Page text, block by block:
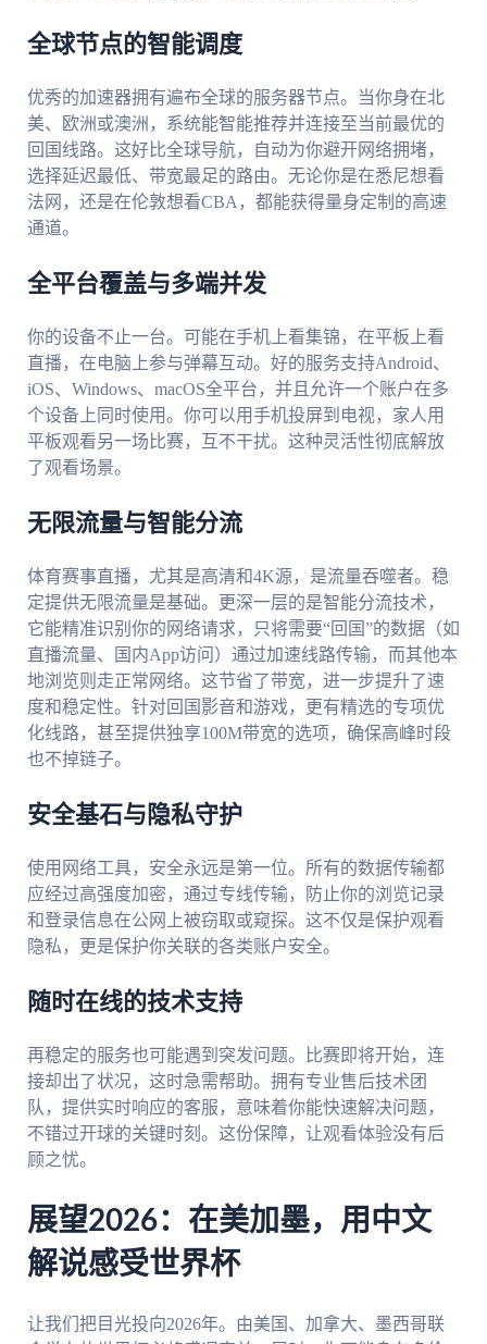
全球节点的智能调度
优秀的加速器拥有遍布全球的服务器节点。当你身在北
美、欧洲或澳洲，系统能智能推荐并连接至当前最优的
回国线路。这好比全球导航，自动为你避开网络拥堵，
选择延迟最低、带宽最足的路由。无论你是在悉尼想看
法网，还是在伦敦想看CBA，都能获得量身定制的高速
通道。
全平台覆盖与多端并发
你的设备不止一台。可能在手机上看集锦，在平板上看
直播，在电脑上参与弹幕互动。好的服务支持Android、
iOS、Windows、macOS全平台，并且允许一个账户在多
个设备上同时使用。你可以用手机投屏到电视，家人用
平板观看另一场比赛，互不干扰。这种灵活性彻底解放
了观看场景。
无限流量与智能分流
体育赛事直播，尤其是高清和4K源，是流量吞噬者。稳
定提供无限流量是基础。更深一层的是智能分流技术，
它能精准识别你的网络请求，只将需要“回国”的数据（如
直播流量、国内App访问）通过加速线路传输，而其他本
地浏览则走正常网络。这节省了带宽，进一步提升了速
度和稳定性。针对回国影音和游戏，更有精选的专项优
化线路，甚至提供独享100M带宽的选项，确保高峰时段
也不掉链子。
安全基石与隐私守护
使用网络工具，安全永远是第一位。所有的数据传输都
应经过高强度加密，通过专线传输，防止你的浏览记录
和登录信息在公网上被窃取或窥探。这不仅是保护观看
隐私，更是保护你关联的各类账户安全。
随时在线的技术支持
再稳定的服务也可能遇到突发问题。比赛即将开始，连
接却出了状况，这时急需帮助。拥有专业售后技术团
队，提供实时响应的客服，意味着你能快速解决问题，
不错过开球的关键时刻。这份保障，让观看体验没有后
顾之忧。
展望2026：在美加墨，用中文
解说感受世界杯
让我们把目光投向2026年。由美国、加拿大、墨西哥联